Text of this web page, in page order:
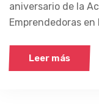
aniversario de la
Emprendedoras en
Leer más